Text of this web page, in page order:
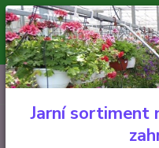
Minimální hodnota
V tuto chvíli již hlavní nápor
nejpozději v následujícím
vyřizujeme v
+420 602 223 614
Jarní sortiment